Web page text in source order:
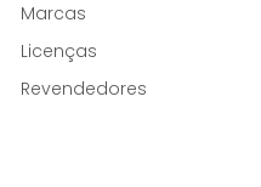
Marcas
Licenças
Revendedores